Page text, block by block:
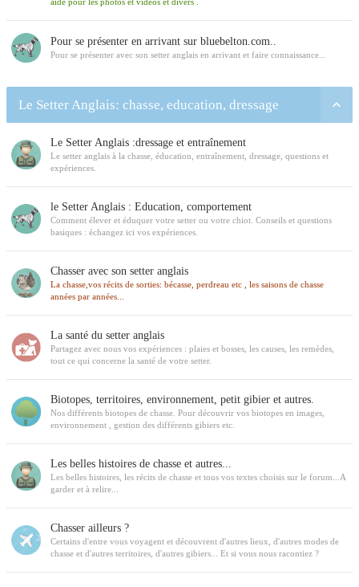
Pour se présenter en arrivant sur bluebelton.com..
Pour se présenter avec son setter anglais en arrivant et faire connaissance...
Le Setter Anglais: chasse, education, dressage
Le Setter Anglais :dressage et entraînement
Le setter anglais à la chasse, éducation, entraînement, dressage, questions et
expériences.
le Setter Anglais : Education, comportement
Comment élever et éduquer votre setter ou votre chiot. Conseils et questions
basiques : échangez ici vos expériences.
Chasser avec son setter anglais
La chasse,vos récits de sorties: bécasse, perdreau etc , les saisons de chasse
années par années...
La santé du setter anglais
Partagez avec nous vos expériences : plaies et bosses, les causes, les remèdes,
tout ce qui concerne la santé de votre setter.
Biotopes, territoires, environnement, petit gibier et autres.
Nos différents biotopes de chasse. Pour découvrir vos biotopes en images,
environnement , gestion des différents gibiers etc.
Les belles histoires de chasse et autres...
Les belles histoires, les récits de chasse et tous vos textes choisis sur le forum...A
garder et à relire...
Chasser ailleurs ?
Certains d'entre vous voyagent et découvrent d'autres lieux, d'autres modes de
chasse et d'autres territoires, d'autres gibiers... Et si vous nous racontiez ?